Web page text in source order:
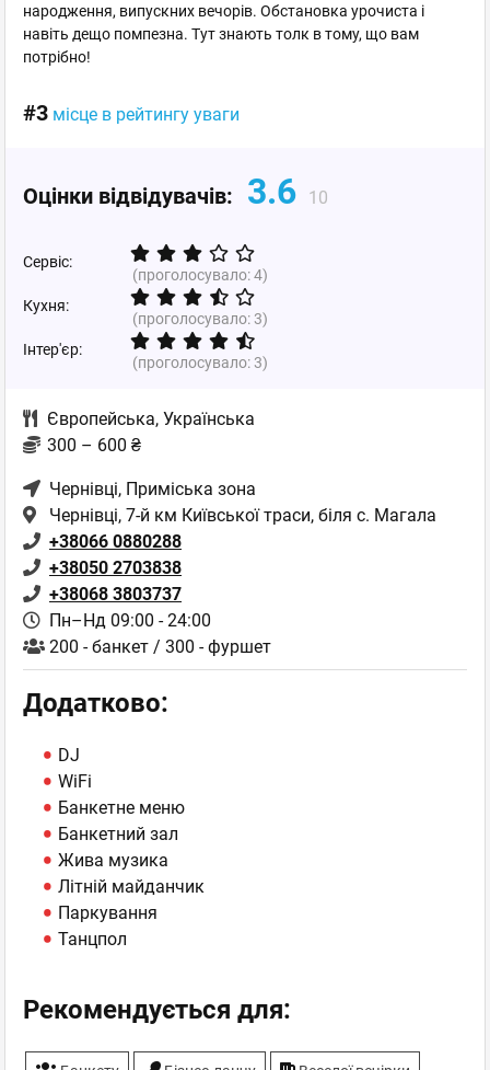
народження, випускних вечорів. Обстановка урочиста і
навіть дещо помпезна. Тут знають толк в тому, що вам
потрібно!
#3 місце в рейтингу уваги
Оцінки відвідувачів: 3.6 10
Сервіс:
(проголосувало:4)
Кухня:
(проголосувало:3)
Інтер'єр:
(проголосувало:3)
Європейська, Українська
300 – 600 ₴
Чернівці, Приміська зона
Чернівці, 7-й км Київської траси, біля с. Магала
+38066 0880288
+38050 2703838
+38068 3803737
Пн–Нд 09:00 - 24:00
200 - банкет / 300 - фуршет
Додатково:
DJ
WiFi
Банкетне меню
Банкетний зал
Жива музика
Літній майданчик
Паркування
Танцпол
Рекомендується для: